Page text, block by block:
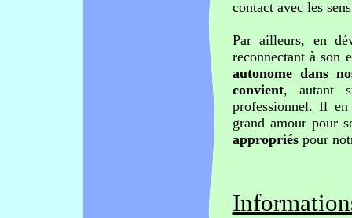
contact avec les
Par ailleurs, en
reconnectant à son
autonome dans
convient, autant
professionnel. Il
grand amour pour
appropriés pour